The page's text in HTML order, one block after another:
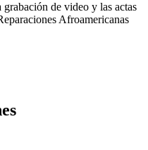
de video y las actas
Afroamericanas